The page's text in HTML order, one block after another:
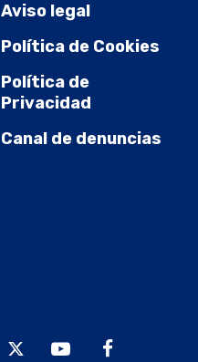
Aviso legal
Política de Cookies
Política de
Privacidad
Canal de denuncias